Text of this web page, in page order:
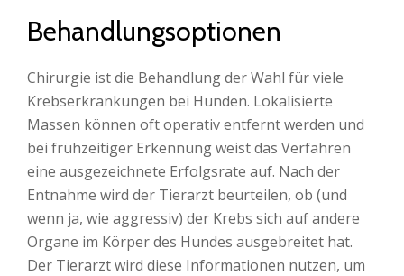
Behandlungsoptionen
Chirurgie ist die Behandlung der Wahl für viele
Krebserkrankungen bei Hunden. Lokalisierte
Massen können oft operativ entfernt werden und
bei frühzeitiger Erkennung weist das Verfahren
eine ausgezeichnete Erfolgsrate auf. Nach der
Entnahme wird der Tierarzt beurteilen, ob (und
wenn ja, wie aggressiv) der Krebs sich auf andere
Organe im Körper des Hundes ausgebreitet hat.
Der Tierarzt wird diese Informationen nutzen, um